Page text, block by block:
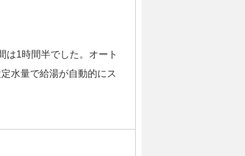
は1時間半でした。オート
水量で給湯が自動的にス